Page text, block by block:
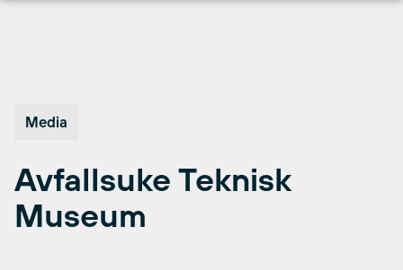
Media
Avfallsuke Teknisk
Museum